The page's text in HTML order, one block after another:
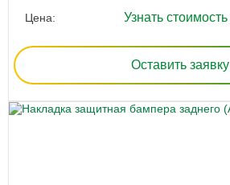
Цена: Узнать стоимость
Оставить заявку